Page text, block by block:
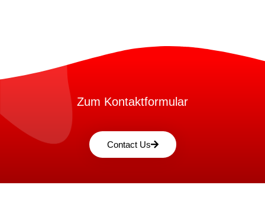
Zum Kontaktformular
Contact Us